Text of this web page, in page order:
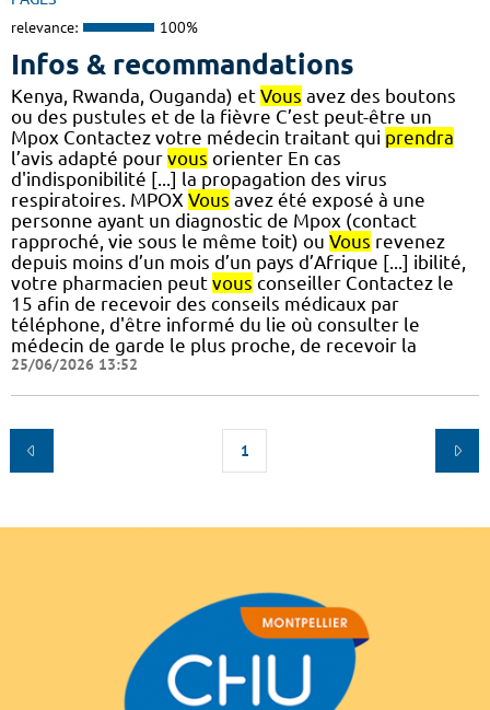
relevance: 100%
Infos & recommandations
Kenya, Rwanda, Ouganda) et Vous avez des boutons
ou des pustules et de la fièvre C’est peut-être un
Mpox Contactez votre médecin traitant qui prendra
l’avis adapté pour vous orienter En cas
d'indisponibilité [...] la propagation des virus
respiratoires. MPOX Vous avez été exposé à une
personne ayant un diagnostic de Mpox (contact
rapproché, vie sous le même toit) ou Vous revenez
depuis moins d’un mois d’un pays d’Afrique [...] ibilité,
votre pharmacien peut vous conseiller Contactez le
15 afin de recevoir des conseils médicaux par
téléphone, d'être informé du lie où consulter le
médecin de garde le plus proche, de recevoir la
25/06/2026 13:52
1